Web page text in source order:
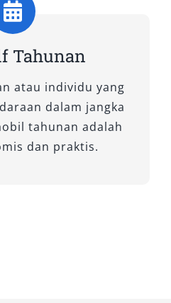
perusahaan.
AC
suspensi yang nyaman,
tetap rileks meski
Selain itu, ruang
memadai untuk
rombongan. Untuk
Tahunan
atau individu yang
dalam jangka
tahunan adalah
dan praktis.